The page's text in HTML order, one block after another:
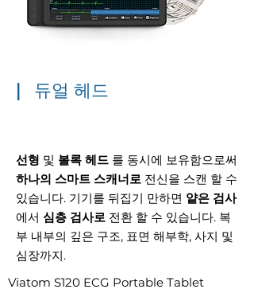
| 듀얼 헤드
선형 및 볼록 헤드 를 동시에 보유함으로써
하나의 스마트 스캐너로 전신을 스캔 할 수
있습니다. 기기를 뒤집기 만하면 얕은 검사
에서 심층 검사로 전환 할 수 있습니다. 복
부 내부의 깊은 구조, 표면 해부학, 사지 및
심장까지.
Viatom S120 ECG Portable Tablet